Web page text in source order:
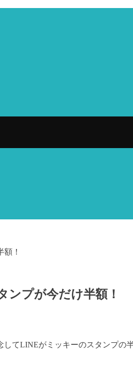
！
ンプが今だけ半額！
てLINEがミッキーのスタンプの